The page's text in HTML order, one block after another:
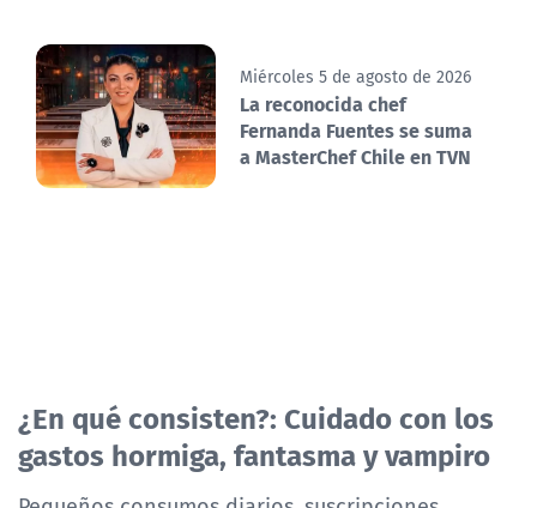
Miércoles 5 de agosto de 2026
La reconocida chef
Fernanda Fuentes se suma
a MasterChef Chile en TVN
¿En qué consisten?: Cuidado con los
gastos hormiga, fantasma y vampiro